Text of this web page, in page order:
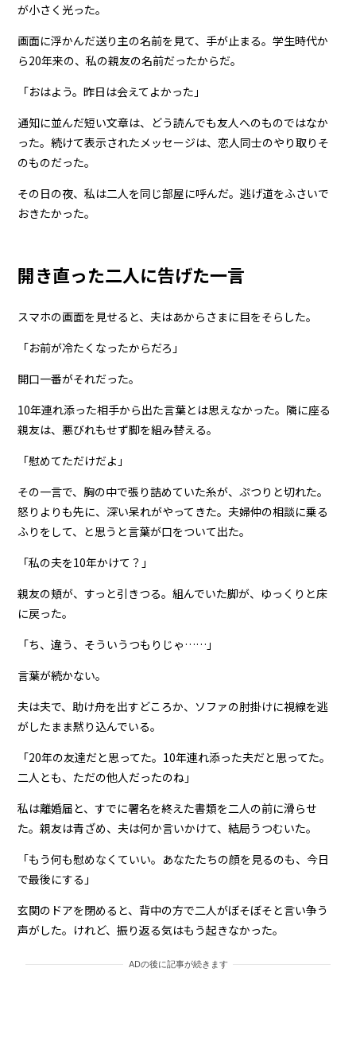
が小さく光った。
画面に浮かんだ送り主の名前を見て、手が止まる。学生時代か
ら20年来の、私の親友の名前だったからだ。
「おはよう。昨日は会えてよかった」
通知に並んだ短い文章は、どう読んでも友人へのものではなか
った。続けて表示されたメッセージは、恋人同士のやり取りそ
のものだった。
その日の夜、私は二人を同じ部屋に呼んだ。逃げ道をふさいで
おきたかった。
開き直った二人に告げた一言
スマホの画面を見せると、夫はあからさまに目をそらした。
「お前が冷たくなったからだろ」
開口一番がそれだった。
10年連れ添った相手から出た言葉とは思えなかった。隣に座る
親友は、悪びれもせず脚を組み替える。
「慰めてただけだよ」
その一言で、胸の中で張り詰めていた糸が、ぷつりと切れた。
怒りよりも先に、深い呆れがやってきた。夫婦仲の相談に乗る
ふりをして、と思うと言葉が口をついて出た。
「私の夫を10年かけて？」
親友の頬が、すっと引きつる。組んでいた脚が、ゆっくりと床
に戻った。
「ち、違う、そういうつもりじゃ……」
言葉が続かない。
夫は夫で、助け舟を出すどころか、ソファの肘掛けに視線を逃
がしたまま黙り込んでいる。
「20年の友達だと思ってた。10年連れ添った夫だと思ってた。
二人とも、ただの他人だったのね」
私は離婚届と、すでに署名を終えた書類を二人の前に滑らせ
た。親友は青ざめ、夫は何か言いかけて、結局うつむいた。
「もう何も慰めなくていい。あなたたちの顔を見るのも、今日
で最後にする」
玄関のドアを閉めると、背中の方で二人がぼそぼそと言い争う
声がした。けれど、振り返る気はもう起きなかった。
ADの後に記事が続きます